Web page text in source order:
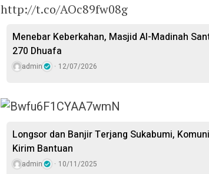
http://t.co/AOc89fw08g
Menebar Keberkahan, Masjid Al-Madinah
270 Dhuafa
admin 12/07/2026
Longsor dan Banjir Terjang Sukabumi,
Kirim Bantuan
admin 10/11/2025